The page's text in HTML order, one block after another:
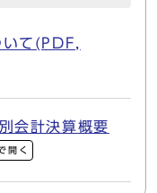
て(PDF,
会計決算概要
開く